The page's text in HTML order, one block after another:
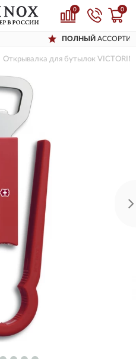
0 0
ПО ВСЕЙ РОССИИ
Открывалка для бутылок